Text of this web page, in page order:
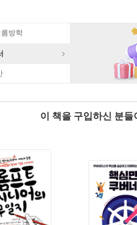
름방학
이 책을 구입하신 분